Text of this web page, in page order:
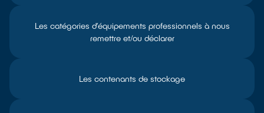
Les catégories d’équipements professionnels à nous
remettre et/ou déclarer
Les contenants de stockage